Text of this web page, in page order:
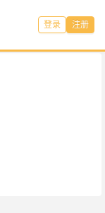
登录 注册